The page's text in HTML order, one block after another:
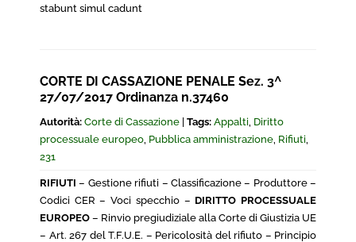
stabunt simul cadunt
CORTE DI CASSAZIONE PENALE Sez. 3^
27/07/2017 Ordinanza n.37460
Autorità: Corte di Cassazione Tags: Appalti, Diritto
processuale europeo, Pubblica amministrazione, Rifiuti,
231
RIFIUTI – Gestione rifiuti – Classificazione – Produttore –
Codici CER – Voci specchio – DIRITTO PROCESSUALE
EUROPEO – Rinvio pregiudiziale alla Corte di Giustizia UE
– Art. 267 del T.F.U.E. – Pericolosità del rifiuto – Principio